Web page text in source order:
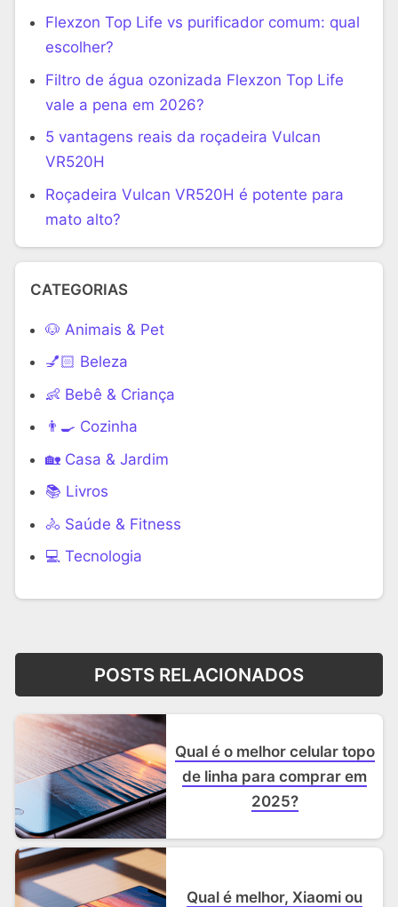
Flexzon Top Life vs purificador comum: qual
escolher?
Filtro de água ozonizada Flexzon Top Life
vale a pena em 2026?
5 vantagens reais da roçadeira Vulcan
VR520H
Roçadeira Vulcan VR520H é potente para
mato alto?
CATEGORIAS
🐶 Animais & Pet
💅🏻 Beleza
👶 Bebê & Criança
👨‍🍳 Cozinha
🏡 Casa & Jardim
📚 Livros
🚴 Saúde & Fitness
‍💻 Tecnologia
POSTS RELACIONADOS
Qual é o melhor celular topo
de linha para comprar em
2025?
Qual é melhor, Xiaomi ou